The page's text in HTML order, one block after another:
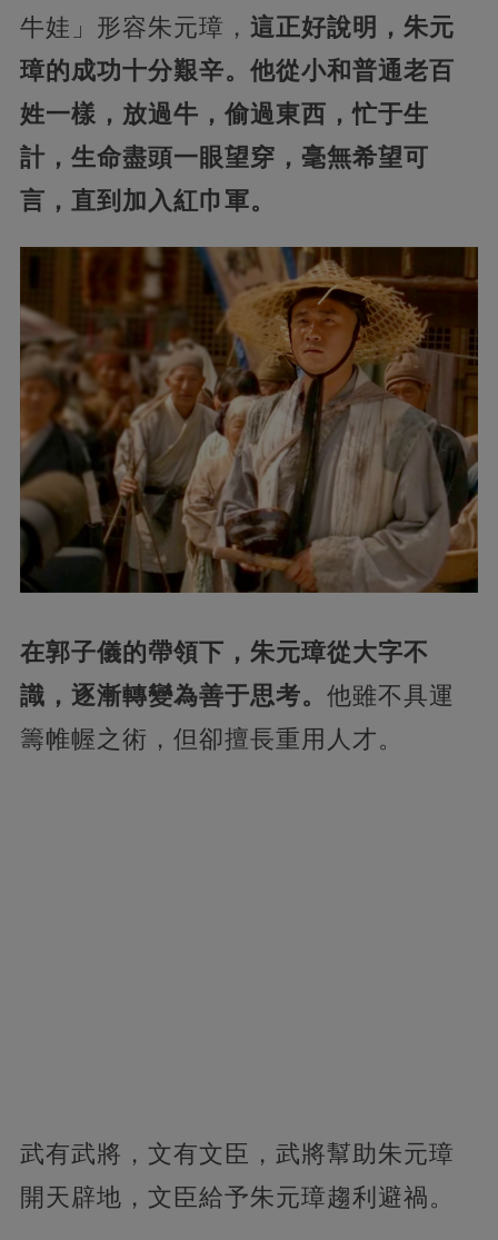
牛娃」形容朱元璋， 這正好說明，朱元
璋的成功十分艱辛。他從小和普通老百
姓一樣，放過牛，偷過東西，忙于生
計，生命盡頭一眼望穿，毫無希望可
言，直到加入紅巾軍。
在郭子儀的帶領下，朱元璋從大字不
識，逐漸轉變為善于思考。 他雖不具運
籌帷幄之術，但卻擅長重用人才。
武有武將，文有文臣，武將幫助朱元璋
開天辟地，文臣給予朱元璋趨利避禍。